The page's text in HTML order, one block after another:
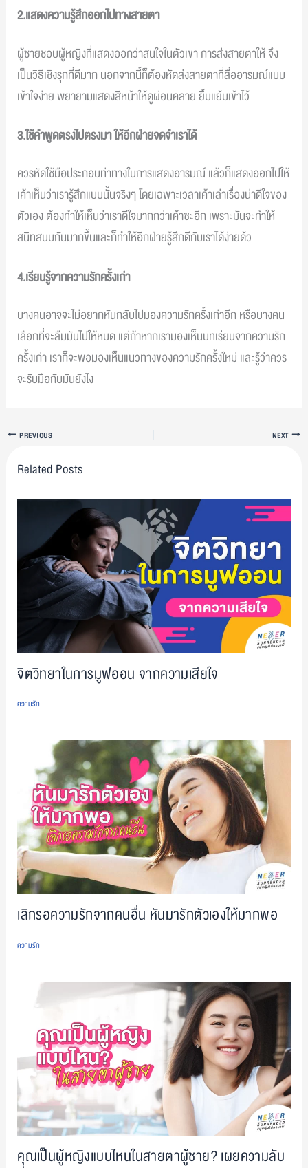
2.แสดงความรู้สึกออกไปทางสายตา
ผู้ชายชอบผู้หญิงที่แสดงออกว่าสนใจในตัวเขา การส่งสายตาให้ จึง
เป็นวิธีเชิงรุกที่ดีมาก นอกจากนี้ก็ต้องหัดส่งสายตาที่สื่ออารมณ์แบบ
เข้าใจง่าย พยายามแสดงสีหน้าให้ดูผ่อนคลาย ยิ้มแย้มเข้าไว้
3.ใช้คำพูดตรงไปตรงมา ให้อีกฝ่ายจดจำเราได้
ควรหัดใช้มือประกอบท่าทางในการแสดงอารมณ์ แล้วก็แสดงออกไปให้
เค้าเห็นว่าเรารู้สึกแบบนั้นจริงๆ โดยเฉพาะเวลาเค้าเล่าเรื่องน่าดีใจของ
ตัวเอง ต้องทำให้เห็นว่าเราดีใจมากกว่าเค้าซะอีก เพราะมันจะทำให้
สนิทสนมกันมากขึ้นและก็ทำให้อีกฝ่ายรู้สึกดีกับเราได้ง่ายด้ว
4.เรียนรู้จากความรักครั้งเก่า
บางคนอาจจะไม่อยากหันกลับไปมองความรักครั้งเก่าอีก หรือบางคน
เลือกที่จะลืมมันไปให้หมด แต่ถ้าหากเรามองเห็นบทเรียนจากความรัก
ครั้งเก่า เราก็จะพอมองเห็นแนวทางของความรักครั้งใหม่ และรู้ว่าควร
จะรับมือกับมันยังไง
PREVIOUS NEXT
Related Posts
จิตวิทยาในการมูฟออน จากความเสียใจ
ความรัก
เลิกรอความรักจากคนอื่น หันมารักตัวเองให้มากพอ
ความรัก
คุณเป็นผู้หญิงแบบไหนในสายตาผู้ชาย? เผยความลับ